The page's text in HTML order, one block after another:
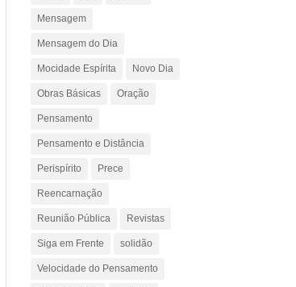
Mensagem
Mensagem do Dia
Mocidade Espírita Novo Dia
Obras Básicas Oração
Pensamento
Pensamento e Distância
Perispírito Prece
Reencarnação
Reunião Pública Revistas
Siga em Frente solidão
Velocidade do Pensamento